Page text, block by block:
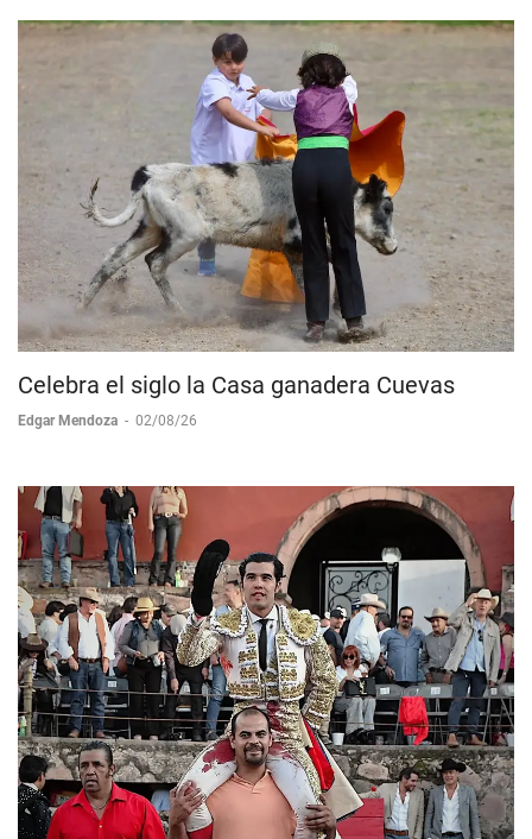
Celebra el siglo la Casa ganadera Cuevas
Edgar Mendoza - 02/08/26